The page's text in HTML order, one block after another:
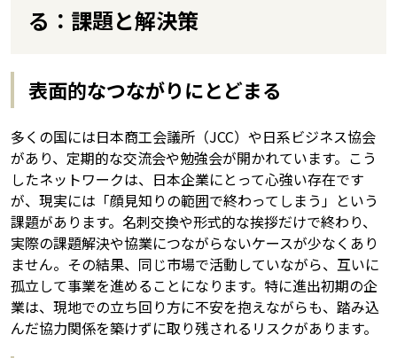
る：課題と解決策
表面的なつながりにとどまる
多くの国には日本商工会議所（JCC）や日系ビジネス協会
があり、定期的な交流会や勉強会が開かれています。こう
したネットワークは、日本企業にとって心強い存在です
が、現実には「顔見知りの範囲で終わってしまう」という
課題があります。名刺交換や形式的な挨拶だけで終わり、
実際の課題解決や協業につながらないケースが少なくあり
ません。その結果、同じ市場で活動していながら、互いに
孤立して事業を進めることになります。特に進出初期の企
業は、現地での立ち回り方に不安を抱えながらも、踏み込
んだ協力関係を築けずに取り残されるリスクがあります。